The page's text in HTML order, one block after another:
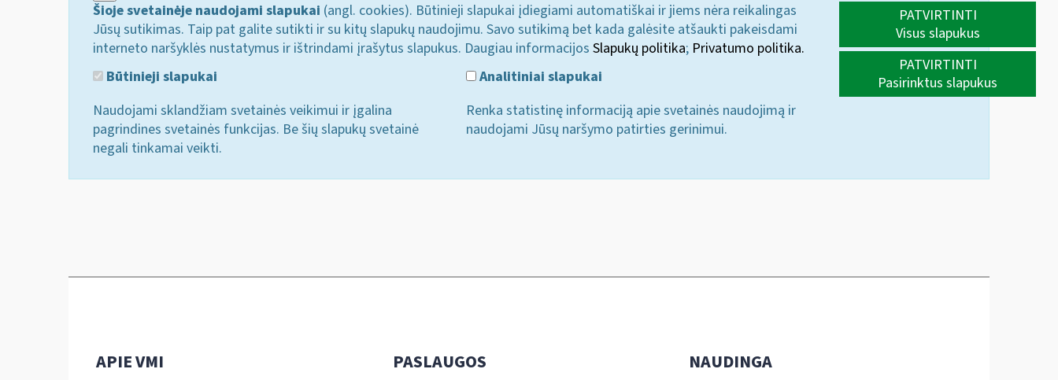
Šioje svetainėje naudojami slapukai (angl. cookies). Būtinieji slapukai įdiegiami automatiškai ir jiems nėra reikalingas
Jūsų sutikimas. Taip pat galite sutikti ir su kitų slapukų naudojimu. Savo sutikimą bet kada galėsite atšaukti pakeisdami
interneto naršyklės nustatymus ir ištrindami įrašytus slapukus. Daugiau informacijos Slapukų politika; Privatumo politika.
Būtinieji slapukai
Naudojami sklandžiam svetainės veikimui ir įgalina
pagrindines svetainės funkcijas. Be šių slapukų svetainė
negali tinkamai veikti.
Analitiniai slapukai
Renka statistinę informaciją apie svetainės naudojimą ir
naudojami Jūsų naršymo patirties gerinimui.
PATVIRTINTI
Visus slapukus
PATVIRTINTI
Pasirinktus slapukus
APIE VMI PASLAUGOS NAUDINGA